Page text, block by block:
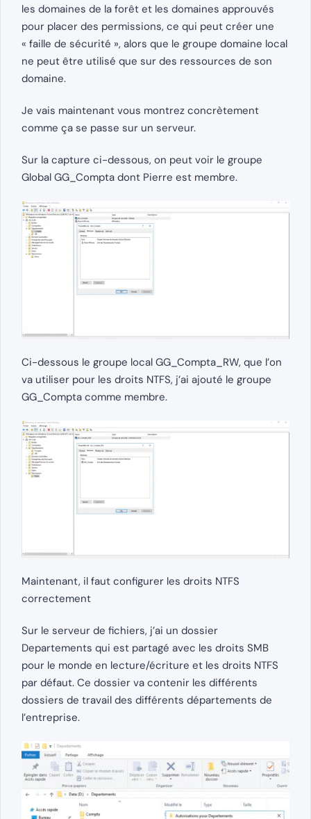
les domaines de la forêt et les domaines approuvés
pour placer des permissions, ce qui peut créer une
« faille de sécurité », alors que le groupe domaine local
ne peut être utilisé que sur des ressources de son
domaine.
Je vais maintenant vous montrez concrètement
comme ça se passe sur un serveur.
Sur la capture ci-dessous, on peut voir le groupe
Global GG_Compta dont Pierre est membre.
Ci-dessous le groupe local GG_Compta_RW, que l’on
va utiliser pour les droits NTFS, j’ai ajouté le groupe
GG_Compta comme membre.
Maintenant, il faut configurer les droits NTFS
correctement
Sur le serveur de fichiers, j’ai un dossier
Departements qui est partagé avec les droits SMB
pour le monde en lecture/écriture et les droits NTFS
par défaut. Ce dossier va contenir les différents
dossiers de travail des différents départements de
l’entreprise.